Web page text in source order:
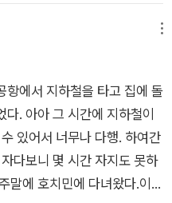
단편마다 새로운 인믈과 사
. 독서모임이라는 설정이라
, 문학과 미스터리를 잘 조
신, 진실과 거짓, 이것들이 얽
한 감정을 잘 표현함으로써,
들의 심리를 잘 느낄 수 있는
일본식 저택이나 서양식 별
, 긴장감을 극대화시킨다. 이
어찌 보면 선한 것이라 할 수
보니 결국 범죄로 이어지
가의 추리소설들 보다 나는
주인공이 대부분 여자고, 내
작품 [부러진 용골]의 주인공
수도 있겠지만, 확실히 남자라
없는 양들의 만찬>에서 여학
일기에 써있던 내용이다. 일
두에 등장하는 '바벨의 모
항에서 지하철을 타고 집에 돌
다. 아아 그 시간에 지하철이
있어서 너무나 다행. 하여간
다보니 몇 시간 자지도 못하
말에 호치민에 다녀왔다.이번